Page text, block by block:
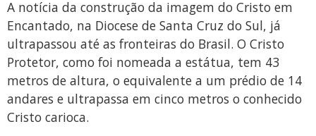
A notícia da construção da imagem do Cristo em
Encantado, na Diocese de Santa Cruz do Sul, já
ultrapassou até as fronteiras do Brasil. O Cristo
Protetor, como foi nomeada a estátua, tem 43
metros de altura, o equivalente a um prédio de 14
andares e ultrapassa em cinco metros o conhecido
Cristo carioca.